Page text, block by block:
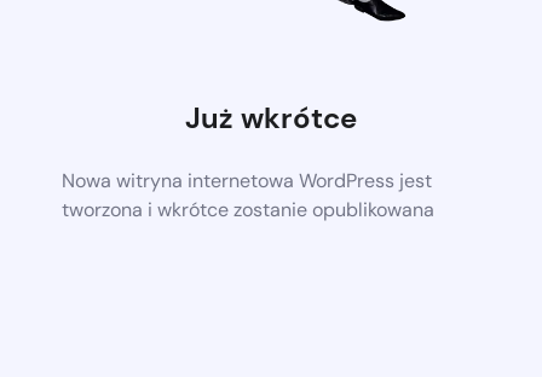
Już wkrótce
Nowa witryna internetowa WordPress jest
tworzona i wkrótce zostanie opublikowana